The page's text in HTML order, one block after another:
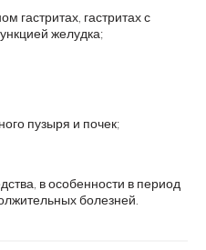
гастритах, гастритах с
желудка;
пузыря и почек;
в особенности в период
болезней.